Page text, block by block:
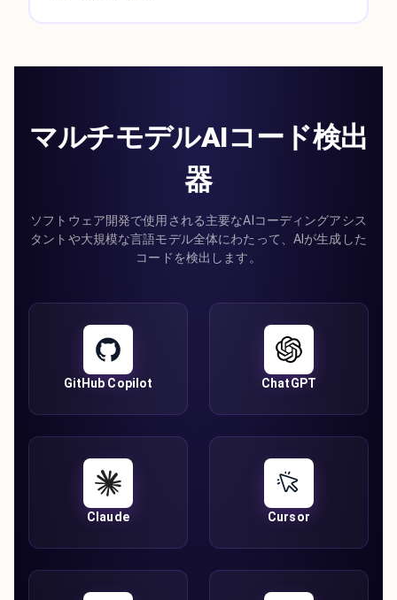
マルチモデルAIコード検出
器
ソフトウェア開発で使用される主要なAIコーディングアシス
タントや大規模な言語モデル全体にわたって、AIが生成した
コードを検出します。
GitHub Copilot ChatGPT
Claude Cursor